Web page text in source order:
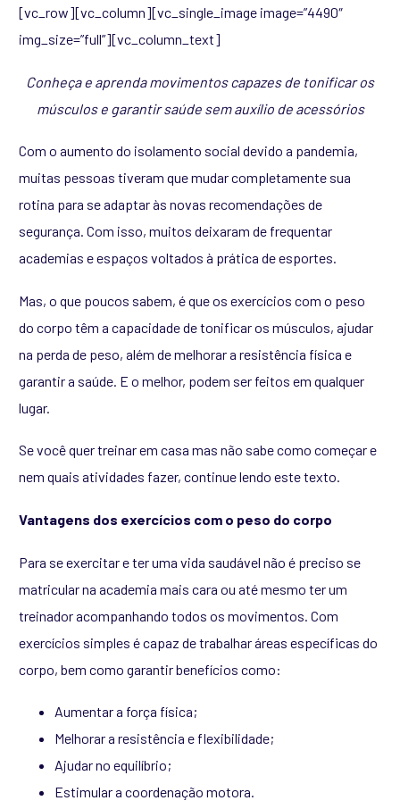
[vc_row][vc_column][vc_single_image image=”4490″
img_size=”full”][vc_column_text]
Conheça e aprenda movimentos capazes de tonificar os
músculos e garantir saúde sem auxílio de acessórios
Com o aumento do isolamento social devido a pandemia,
muitas pessoas tiveram que mudar completamente sua
rotina para se adaptar às novas recomendações de
segurança. Com isso, muitos deixaram de frequentar
academias e espaços voltados à prática de esportes.
Mas, o que poucos sabem, é que os exercícios com o peso
do corpo têm a capacidade de tonificar os músculos, ajudar
na perda de peso, além de melhorar a resistência física e
garantir a saúde. E o melhor, podem ser feitos em qualquer
lugar.
Se você quer treinar em casa mas não sabe como começar e
nem quais atividades fazer, continue lendo este texto.
Vantagens dos exercícios com o peso do corpo
Para se exercitar e ter uma vida saudável não é preciso se
matricular na academia mais cara ou até mesmo ter um
treinador acompanhando todos os movimentos. Com
exercícios simples é capaz de trabalhar áreas específicas do
corpo, bem como garantir benefícios como:
Aumentar a força física;
Melhorar a resistência e flexibilidade;
Ajudar no equilíbrio;
Estimular a coordenação motora.